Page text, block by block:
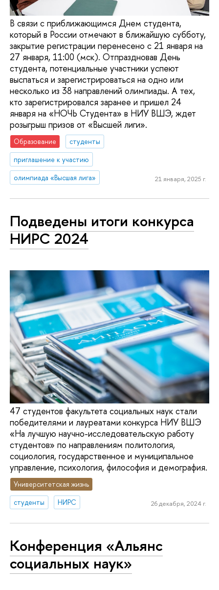
В связи с приближающимся Днем студента,
который в России отмечают в ближайшую субботу,
закрытие регистрации перенесено с 21 января на
27 января, 11:00 (мск). Отпраздновав День
студента, потенциальные участники успеют
выспаться и зарегистрироваться на одно или
несколько из 38 направлений олимпиады. А тех,
кто зарегистрировался заранее и пришел 24
января на «НОЧЬ Студента» в НИУ ВШЭ, ждет
розыгрыш призов от «Высшей лиги».
Образование
студенты
приглашение к участию
олимпиада «Высшая лига»
21 января, 2025 г.
Подведены итоги конкурса
НИРС 2024
47 студентов факультета социальных наук стали
победителями и лауреатами конкурса НИУ ВШЭ
«На лучшую научно-исследовательскую работу
студентов» по направлениям политология,
социология, государственное и муниципальное
управление, психология, философия и демография.
Университетская жизнь
студенты
НИРС 26 декабря, 2024 г.
Конференция «Альянс
социальных наук»